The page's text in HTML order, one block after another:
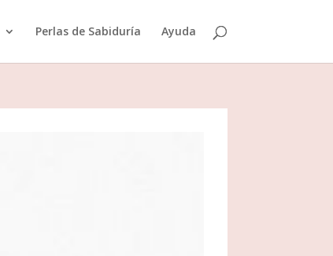
Perlas de Sabiduría Ayuda